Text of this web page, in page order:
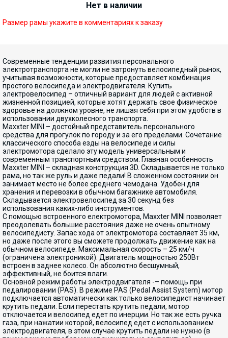
Нет в наличии
Размер рамы укажите в комментариях к заказу
Современные тенденции развития персонального
электротранспорта не могли не затронуть велосипедный рынок,
учитывая возможности, которые предоставляет комбинация
простого велосипеда и электродвигателя. Купить
электровелосипед – отличный вариант для людей с активной
жизненной позицией, которые хотят держать свое физическое
здоровье на должном уровне, не лишая себя при этом удобств в
использовании двухколесного транспорта.
Maxxter MINI – достойный представитель персонального
средства для прогулок по городу и за его пределами. Сочетание
классического способа езды на велосипеде и силы
электромотора сделало эту модель универсальным и
современным транспортным средством. Главная особенность
Maxxter MINI – складная конструкция 3D. Складывается не только
рама, но так же руль и даже педали! В сложенном состоянии он
занимает место не более среднего чемодана. Удобен для
хранения и перевозки в обычном багажнике автомобиля.
Складывается электровелосипед за 30 секунд без
использования каких-либо инструментов.
С помощью встроенного електромотора, Maxxter MINI позволяет
преодолевать большие расстояния даже не очень опытному
велосипедисту. Запас хода от электромотора составляет 35 км,
но даже после этого вы сможете продолжать движение как на
обычном велосипеде. Максимальная скорость – 25 км/ч
(ограничена электроникой). Двигатель мощностью 250Вт
встроен в заднее колесо. Он абсолютно бесшумный,
эффективный, не боится влаги.
Основной режим работы электродвигателя -– помощь при
педалировании (PAS). В режиме PAS (Pedal Assist System) мотор
подключается автоматически как только велосипедист начинает
крутить педали. Если перестать крутить педали, мотор
отключается и велосипед едет по инерции. Но так же есть ручка
газа, при нажатии которой, велосипед едет с использованием
электродвигателя, в этом случае крутить педали не нужно (в